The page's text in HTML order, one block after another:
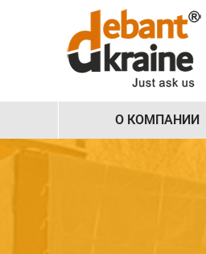
О КОМПАНИИ